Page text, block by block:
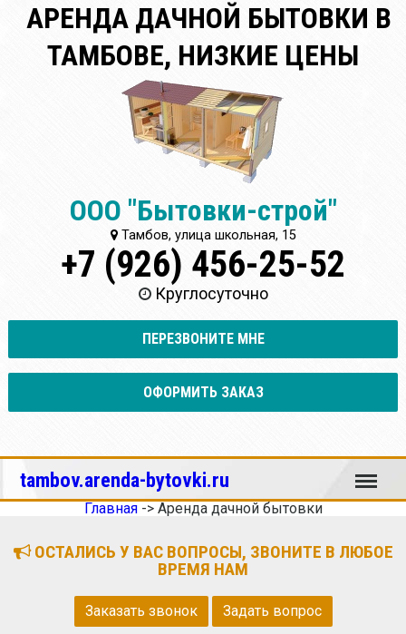
АРЕНДА ДАЧНОЙ БЫТОВКИ В
ТАМБОВЕ, НИЗКИЕ ЦЕНЫ
ООО "Бытовки-строй"
Тамбов, улица школьная, 15
+7 (926) 456-25-52
Круглосуточно
ПЕРЕЗВОНИТЕ МНЕ
ОФОРМИТЬ ЗАКАЗ
tambov.arenda-bytovki.ru Меню
Главная-> Аренда дачной бытовки
ОСТАЛИСЬ У ВАС ВОПРОСЫ, ЗВОНИТЕ В ЛЮБОЕ
ВРЕМЯ НАМ
Заказать звонок Задать вопрос